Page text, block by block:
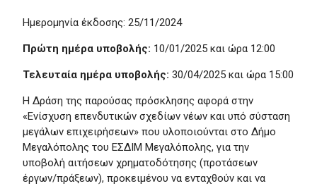
Ημερομηνία έκδοσης: 25/11/2024
Πρώτη ημέρα υποβολής: 10/01/2025 και ώρα 12:00
Τελευταία ημέρα υποβολής: 30/04/2025 και ώρα 15:00
Η Δράση της παρούσας πρόσκλησης αφορά στην
«Ενίσχυση επενδυτικών σχεδίων νέων και υπό σύσταση
μεγάλων επιχειρήσεων» που υλοποιούνται στο Δήμο
Μεγαλόπολης του ΕΣΔΙΜ Μεγαλόπολης, για την
υποβολή αιτήσεων χρηματοδότησης (προτάσεων
έργων/πράξεων), προκειμένου να ενταχθούν και να